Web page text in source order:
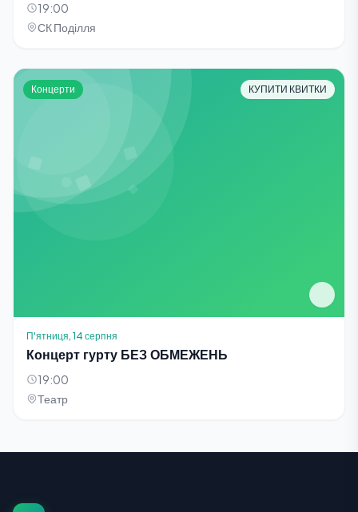
19:00
СК Поділля
Концерти КУПИТИ КВИТКИ
П'ятниця, 14 серпня
Концерт гурту БЕЗ ОБМЕЖЕНЬ
19:00
Театр